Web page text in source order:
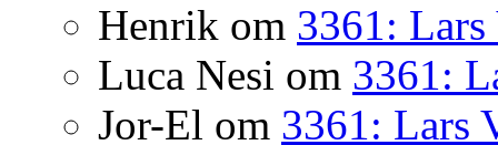
Henrik om 3361:
Luca Nesi om 3361:
Jor-El om 3361: Lars